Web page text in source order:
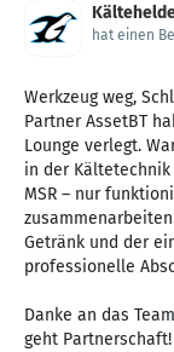
hat einen
Werkzeug weg,
Partner AssetBT
Lounge verlegt.
in der Kältetechnik
MSR – nur
Getränk und der
professionelle
Danke an das
geht